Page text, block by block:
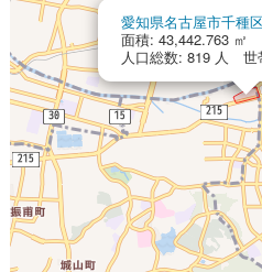
愛知県名古屋市千種
面積: 43,442.763 ㎡
人口総数: 819 人 世